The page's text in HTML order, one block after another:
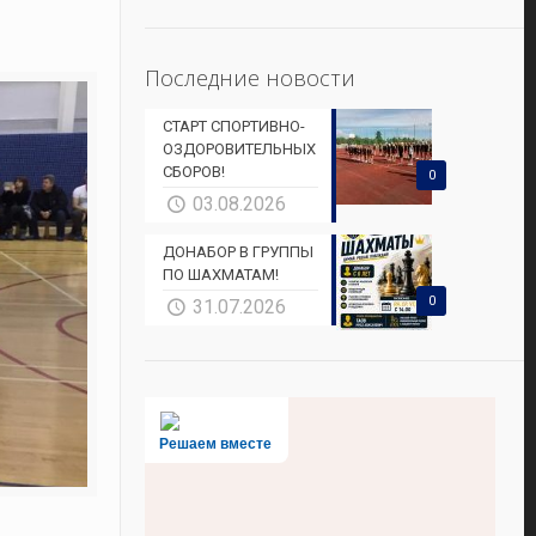
Последние новости
0
СТАРТ СПОРТИВНО-
ОЗДОРОВИТЕЛЬНЫХ
СБОРОВ!
03.08.2026
0
ДОНАБОР В ГРУППЫ
ПО ШАХМАТАМ!
31.07.2026
Решаем вместе